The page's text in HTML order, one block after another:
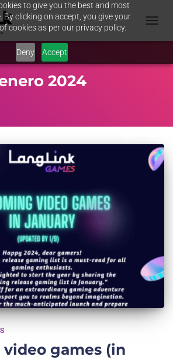
to give you the best and most
By clicking on accept, you give your
cookies as per our privacy policy.
Deny Accept
2024
games (in